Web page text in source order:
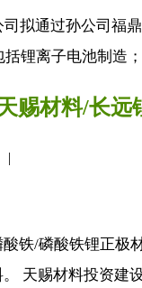
拟通过孙公司福
锂离子电池制造
赐材料/长远
|
铁/磷酸铁锂正
天赐材料投资建